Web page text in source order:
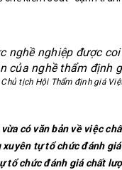
nghề nghiệp được
của nghề thẩm định
tịch Hội Thẩm định giá
có văn bản về việc
tự tổ chức đánh
tổ chức đánh giá chất